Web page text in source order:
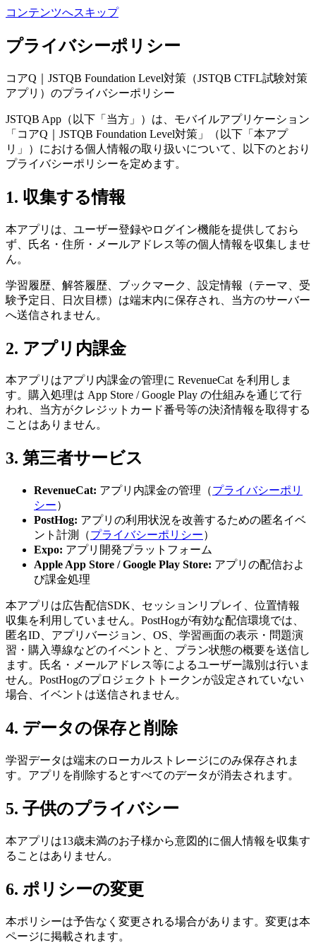
コンテンツへスキップ
プライバシーポリシー
コアQ｜JSTQB Foundation Level対策（JSTQB CTFL試験対策
アプリ）のプライバシーポリシー
JSTQB App（以下「当方」）は、モバイルアプリケーション
「コアQ｜JSTQB Foundation Level対策」（以下「本アプ
リ」）における個人情報の取り扱いについて、以下のとおり
プライバシーポリシーを定めます。
1. 収集する情報
本アプリは、ユーザー登録やログイン機能を提供しておら
ず、氏名・住所・メールアドレス等の個人情報を収集しませ
ん。
学習履歴、解答履歴、ブックマーク、設定情報（テーマ、受
験予定日、日次目標）は端末内に保存され、当方のサーバー
へ送信されません。
2. アプリ内課金
本アプリはアプリ内課金の管理に RevenueCat を利用しま
す。購入処理は App Store / Google Play の仕組みを通じて行
われ、当方がクレジットカード番号等の決済情報を取得する
ことはありません。
3. 第三者サービス
RevenueCat: アプリ内課金の管理（プライバシーポリ
シー）
PostHog: アプリの利用状況を改善するための匿名イベ
ント計測（プライバシーポリシー）
Expo: アプリ開発プラットフォーム
Apple App Store / Google Play Store: アプリの配信およ
び課金処理
本アプリは広告配信SDK、セッションリプレイ、位置情報
収集を利用していません。PostHogが有効な配信環境では、
匿名ID、アプリバージョン、OS、学習画面の表示・問題演
習・購入導線などのイベントと、プラン状態の概要を送信し
ます。氏名・メールアドレス等によるユーザー識別は行いま
せん。PostHogのプロジェクトトークンが設定されていない
場合、イベントは送信されません。
4. データの保存と削除
学習データは端末のローカルストレージにのみ保存されま
す。アプリを削除するとすべてのデータが消去されます。
5. 子供のプライバシー
本アプリは13歳未満のお子様から意図的に個人情報を収集す
ることはありません。
6. ポリシーの変更
本ポリシーは予告なく変更される場合があります。変更は本
ページに掲載されます。